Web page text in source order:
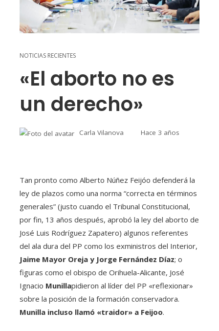
NOTICIAS RECIENTES
«El aborto no es
un derecho»
Carla Vilanova Hace 3 años
Tan pronto como Alberto Núñez Feijóo defenderá la
ley de plazos como una norma “correcta en términos
generales” (justo cuando el Tribunal Constitucional,
por fin, 13 años después, aprobó la ley del aborto de
José Luis Rodríguez Zapatero) algunos referentes
del ala dura del PP como los exministros del Interior,
Jaime Mayor Oreja y Jorge Fernández Díaz; o
figuras como el obispo de Orihuela-Alicante, José
Ignacio Munillapidieron al líder del PP «reflexionar»
sobre la posición de la formación conservadora.
Munilla incluso llamó «traidor» a Feijoo.